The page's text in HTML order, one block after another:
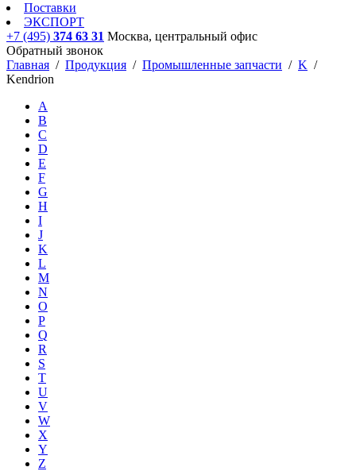
Поставки
ЭКСПОРТ
+7 (495) 374 63 31 Москва, центральный офис
Обратный звонок
Главная / Продукция / Промышленные запчасти / K /
Kendrion
A
B
C
D
E
F
G
H
I
J
K
L
M
N
O
P
Q
R
S
T
U
V
W
X
Y
Z